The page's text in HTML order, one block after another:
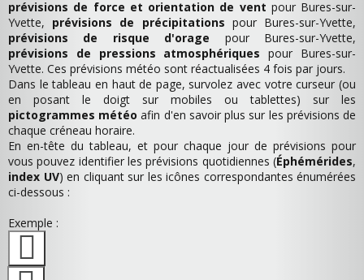
prévisions de force et orientation de vent pour Bures-sur-
Yvette, prévisions de précipitations pour Bures-sur-Yvette,
prévisions de risque d'orage pour Bures-sur-Yvette,
prévisions de pressions atmosphériques pour Bures-sur-
Yvette. Ces prévisions météo sont réactualisées 4 fois par jours.
Dans le tableau en haut de page, survolez avec votre curseur (ou
en posant le doigt sur mobiles ou tablettes) sur les
pictogrammes météo afin d'en savoir plus sur les prévisions de
chaque créneau horaire.
En en-tête du tableau, et pour chaque jour de prévisions pour
vous pouvez identifier les prévisions quotidiennes (Éphémérides,
index UV) en cliquant sur les icônes correspondantes énumérées
ci-dessous :
Exemple :